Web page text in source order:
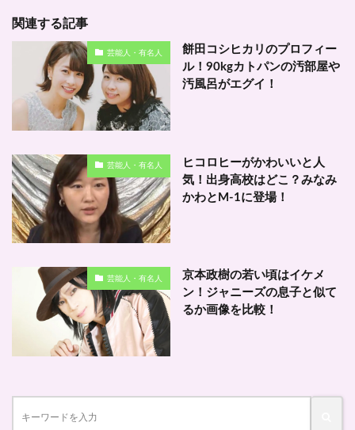
関連する記事
芸能人・有名人
餅田コシヒカリのプロフィー
ル！90kgカトパンの汚部屋や
汚風呂がエグイ！
芸能人・有名人
ヒコロヒーがかわいいと人
気！出身高校はどこ？みなみ
かわとM-1に登場！
芸能人・有名人
京本政樹の若い頃はイケメ
ン！ジャニーズの息子と似て
るか画像を比較！